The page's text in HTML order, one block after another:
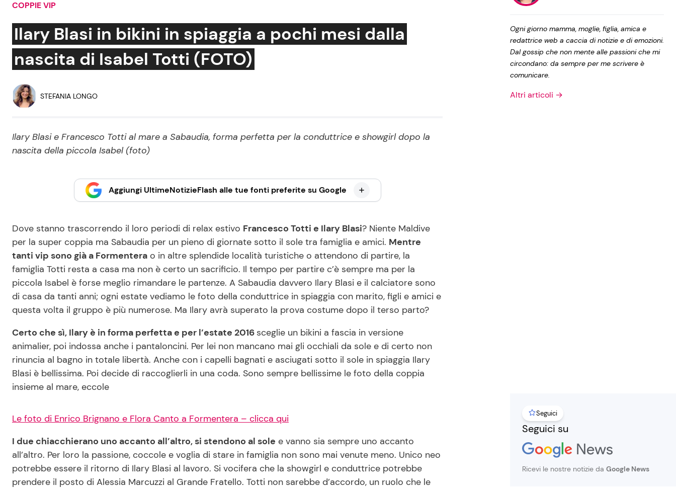
Social News
News dal mondo
Benessere
Mondo Mamma
Viaggi e Turismo
Le Ricette in TV
Ricette Feste
Privacy Policy
COPPIE VIP
Ilary Blasi in bikini in spiaggia a pochi mesi dalla
nascita di Isabel Totti (FOTO)
STEFANIA LONGO
Ilary Blasi e Francesco Totti al mare a Sabaudia, forma perfetta per la conduttrice e showgirl dopo la
nascita della piccola Isabel (foto)
Aggiungi UltimeNotizieFlash alle tue fonti preferite su Google
Dove stanno trascorrendo il loro periodi di relax estivo Francesco Totti e Ilary Blasi? Niente Maldive
per la super coppia ma Sabaudia per un pieno di giornate sotto il sole tra famiglia e amici. Mentre
tanti vip sono già a Formentera o in altre splendide località turistiche o attendono di partire, la
famiglia Totti resta a casa ma non è certo un sacrificio. Il tempo per partire c’è sempre ma per la
piccola Isabel è forse meglio rimandare le partenze. A Sabaudia davvero Ilary Blasi e il calciatore sono
di casa da tanti anni; ogni estate vediamo le foto della conduttrice in spiaggia con marito, figli e amici e
questa volta il gruppo è più numerose. Ma Ilary avrà superato la prova costume dopo il terso parto?
Certo che sì, Ilary è in forma perfetta e per l’estate 2016 sceglie un bikini a fascia in versione
animalier, poi indossa anche i pantaloncini. Per lei non mancano mai gli occhiali da sole e di certo non
rinuncia al bagno in totale libertà. Anche con i capelli bagnati e asciugati sotto il sole in spiaggia Ilary
Blasi è bellissima. Poi decide di raccoglierli in una coda. Sono sempre bellissime le foto della coppia
insieme al mare, eccole
Le foto di Enrico Brignano e Flora Canto a Formentera – clicca qui
I due chiacchierano uno accanto all’altro, si stendono al sole e vanno sia sempre uno accanto
all’altro. Per loro la passione, coccole e voglia di stare in famiglia non sono mai venute meno. Unico neo
potrebbe essere il ritorno di Ilary Blasi al lavoro. Si vocifera che la showgirl e conduttrice potrebbe
prendere il posto di Alessia Marcuzzi al Grande Fratello. Totti non sarebbe d’accordo, un ruolo che le
Ogni giorno mamma, moglie, figlia, amica e
redattrice web a caccia di notizie e di emozioni.
Dal gossip che non mente alle passioni che mi
circondano: da sempre per me scrivere è
comunicare.
Altri articoli →
Seguici
Seguici su
Ricevi le nostre notizie da Google News